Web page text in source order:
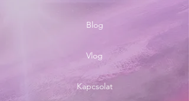
Blog
Vlog
Kapcsolat